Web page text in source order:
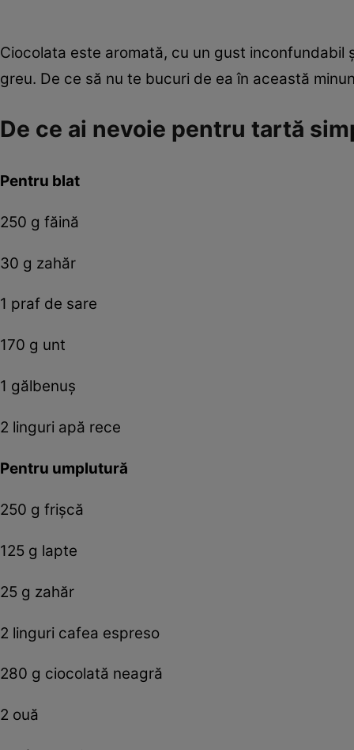
Ciocolata este aromată, cu un gust
greu. De ce să nu te bucuri de ea în această
De ce ai nevoie pentru tartă
Pentru blat
250 g făină
30 g zahăr
1 praf de sare
170 g unt
1 gălbenuş
2 linguri apă rece
Pentru umplutură
250 g frişcă
125 g lapte
25 g zahăr
2 linguri cafea espreso
280 g ciocolată neagră
2 ouă